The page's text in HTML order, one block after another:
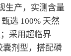
生产，实测含量
选 100% 天然
采用超临界
囊剂型，搭配磷